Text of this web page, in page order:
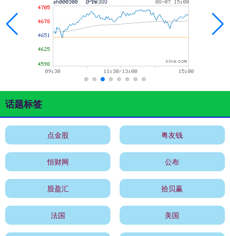
话题标签
点金股 粤友钱
恒财网 公布
股盈汇 拾贝赢
法国 美国